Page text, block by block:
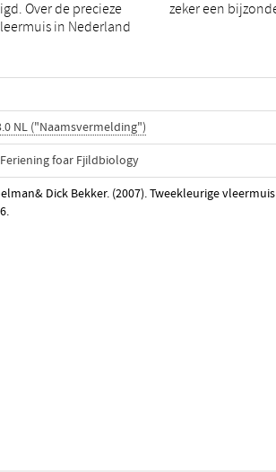
Over de precieze
in Nederland
zeker een
NL ("Naamsvermelding")
foar Fjildbiology
Dick Bekker. (2007). Tweekleurige